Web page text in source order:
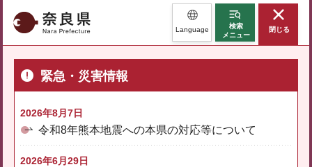
奈良県 Language
検索
メニュー
閉じる
緊急・災害情報
2026年8月7日
令和8年熊本地震への本県の対応等について
2026年6月29日